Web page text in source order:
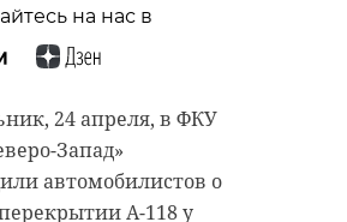
на нас в
24 апреля, в ФКУ
Запад»
автомобилистов о
А-118 у
на нас в
медики
области 9776 раз
помощь жителям.
вызовов за неделю